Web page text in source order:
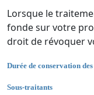
Lorsque le
fonde sur votre
droit de révoquer
Durée de conservation des
Sous-traitants